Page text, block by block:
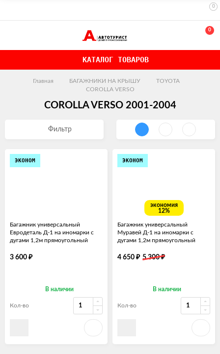
0
0
КАТАЛОГ ТОВАРОВ
Главная БАГАЖНИКИ НА КРЫШУ
TOYOTA
COROLLA VERSO
COROLLA VERSO 2001-2004
Фильтр
ЭКОНОМ
Багажник универсальный
Евродеталь Д-1 на иномарки с
дугами 1,2м прямоугольный
3 600 ₽
В наличии
Кол-во
ЭКОНОМ
экономия
12%
Багажник универсальный
Муравей Д-1 на иномарки с
дугами 1,2м прямоугольный
4 650 ₽ 5 300₽
В наличии
Кол-во